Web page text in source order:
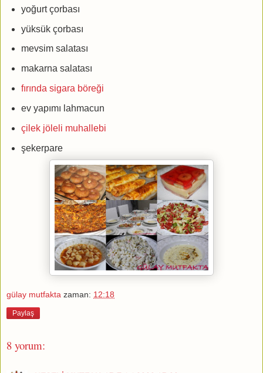
yoğurt çorbası
yüksük çorbası
mevsim salatası
makarna salatası
fırında sigara böreği
ev yapımı lahmacun
çilek jöleli muhallebi
şekerpare
gülay mutfakta zaman: 12:18
Paylaş
8 yorum: